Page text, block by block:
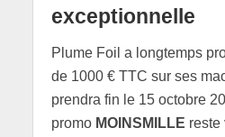
exceptionnelle
Plume Foil a longtemps
de 1000 € TTC sur ses
prendra fin le 15 octobre
promo MOINSMILLE reste